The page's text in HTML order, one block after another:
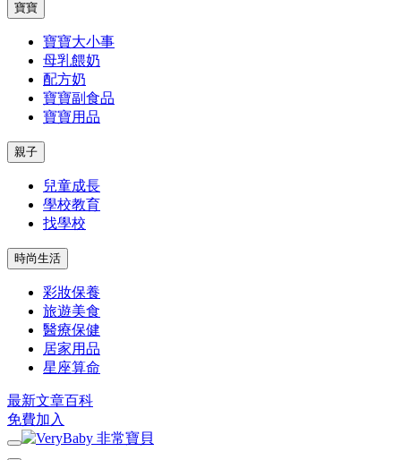
寶寶
寶寶大小事
母乳餵奶
配方奶
寶寶副食品
寶寶用品
親子
兒童成長
學校教育
找學校
時尚生活
彩妝保養
旅遊美食
醫療保健
居家用品
星座算命
最新文章百科
免費加入